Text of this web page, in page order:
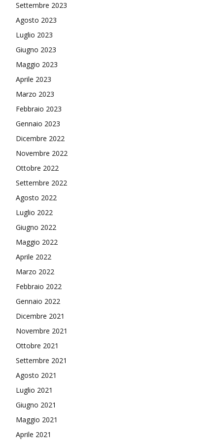
Settembre 2023
Agosto 2023
Luglio 2023
Giugno 2023
Maggio 2023
Aprile 2023
Marzo 2023
Febbraio 2023
Gennaio 2023
Dicembre 2022
Novembre 2022
Ottobre 2022
Settembre 2022
Agosto 2022
Luglio 2022
Giugno 2022
Maggio 2022
Aprile 2022
Marzo 2022
Febbraio 2022
Gennaio 2022
Dicembre 2021
Novembre 2021
Ottobre 2021
Settembre 2021
Agosto 2021
Luglio 2021
Giugno 2021
Maggio 2021
Aprile 2021